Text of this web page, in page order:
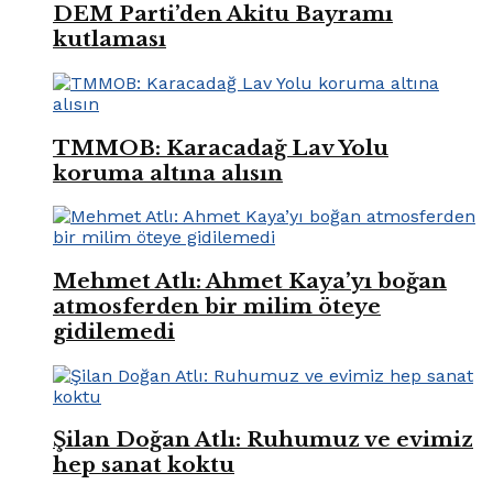
DEM Parti’den Akitu Bayramı
kutlaması
TMMOB: Karacadağ Lav Yolu
koruma altına alısın
Mehmet Atlı: Ahmet Kaya’yı boğan
atmosferden bir milim öteye
gidilemedi
Şilan Doğan Atlı: Ruhumuz ve evimiz
hep sanat koktu